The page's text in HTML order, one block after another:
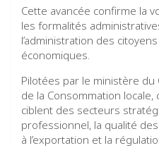
Cette avancée confirme la
les formalités
l’administration des
économiques.
Pilotées par le ministère du
de la Consommation
ciblent des secteurs
professionnel, la qualité
à l’exportation et la